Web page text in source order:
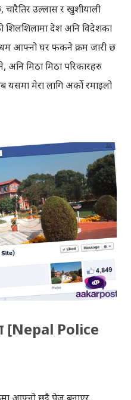
उल्लास र खुशीयाली
शिलशिलामा देश अनि विदेशका
आफ्नो घर फर्कने क्रम जारी छ
अनि मिठा मिठा परिकारहरु
यसमा मेरा लागि अर्को रमाइलो
गर्न पाइन्छ । जोड्दै र खोज्दै जाने
निरन्तरता दिनुपर्ने
हाम्रा पितापूर्खाले निकै
। देश विदेशमा रहनुभएका मेरा
“आकारपोष्ट”का सम्पूर्ण
२०६९ को हार्दिक मंगलमय
रहोस् । यसवर्ष दशैँको
गित '’दशैँ तिहार” निकै
युट्युबमा विभिन्न...
[Nepal Police